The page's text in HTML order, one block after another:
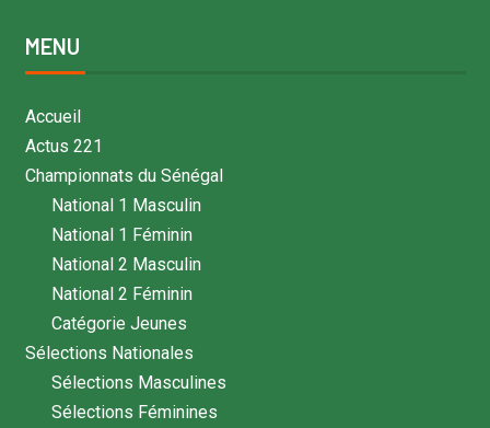
MENU
Accueil
Actus 221
Championnats du Sénégal
National 1 Masculin
National 1 Féminin
National 2 Masculin
National 2 Féminin
Catégorie Jeunes
Sélections Nationales
Sélections Masculines
Sélections Féminines